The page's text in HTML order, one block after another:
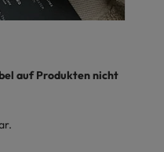
auf Produkten nicht